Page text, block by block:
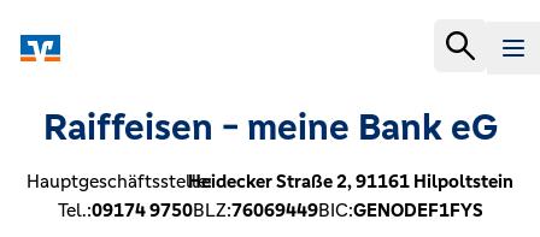
Raiffeisen - meine Bank eG
Hauptgeschäftsstelle:Heidecker Straße 2,91161 Hilpoltstein
Tel.:09174 9750BLZ:76069449BIC:GENODEF1FYS